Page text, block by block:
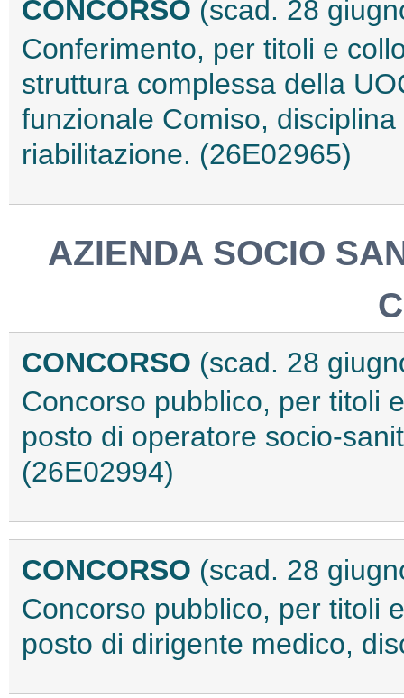
CONCORSO (scad. 28
Conferimento, per titoli e
struttura complessa della
funzionale Comiso,
riabilitazione. (26E02965)
AZIENDA SOCIO
CONCORSO (scad. 28
Concorso pubblico, per titoli
posto di operatore socio-
(26E02994)
CONCORSO (scad. 28
Concorso pubblico, per titoli
posto di dirigente medico,